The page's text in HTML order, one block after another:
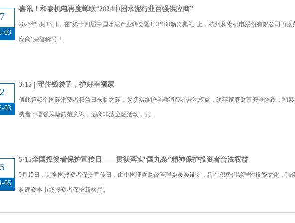
03
喜讯！和泰机电再度蝉联“2024中国水泥行业百强供应商”
2025年3月13日，在“第十四届中国水泥产业峰会暨TOP100颁奖典礼”上，杭州和泰机电股份有限公司再度
应商”荣誉称号！
03
3·15 | 守住钱袋子，护好幸福家
值此第43个国际消费者权益日来临之际，为切实维护金融消费者合法权益，筑牢家庭财富安全防线，和
费者：增强风险防范意识，远离非法金融活动，共...
05
5·15全国投资者保护宣传日——贯彻落实“国九条”精神保护投资者合法权益
5月15日，是全国投资者保护宣传日，由中国证券监督管理委员会设立，旨在积极倡导理性投资文化，强
构建资本市场投资者保护新格局。